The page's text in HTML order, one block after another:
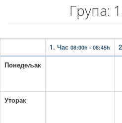
Група:
1. Час 08:00h - 08:45h
Понедељак
Уторак